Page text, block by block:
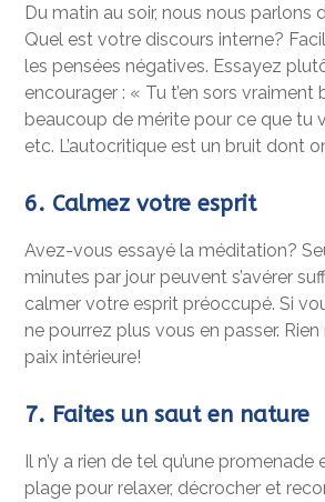
Du matin au soir, nous nous parlons
Quel est votre discours interne?
les pensées négatives. Essayez
encourager : « Tu t’en sors vraiment
beaucoup de mérite pour ce que tu
etc. L’autocritique est un bruit dont
6. Calmez votre esprit
Avez-vous essayé la méditation?
minutes par jour peuvent s’avérer
calmer votre esprit préoccupé. Si
ne pourrez plus vous en passer.
paix intérieure!
7. Faites un saut en nature
Il n’y a rien de tel qu’une
plage pour relaxer, décrocher et